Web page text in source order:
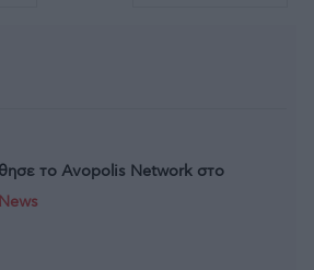
το Avopolis Network στο